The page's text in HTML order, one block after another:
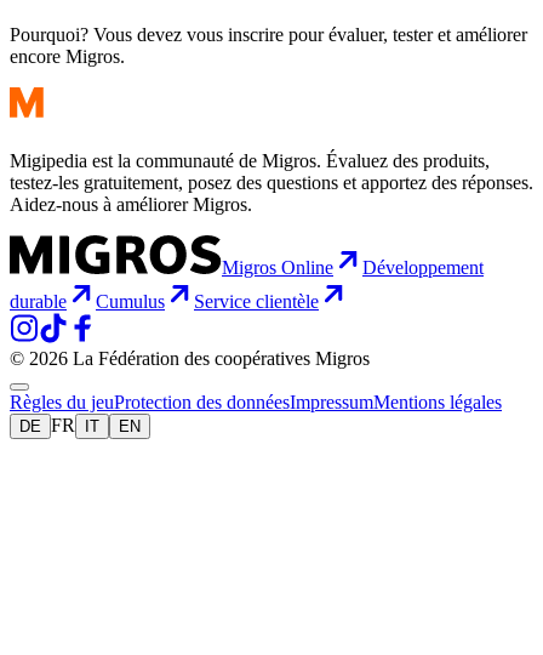
Pourquoi? Vous devez vous inscrire pour évaluer, tester et améliorer
encore Migros.
Migipedia est la communauté de Migros. Évaluez des produits,
testez-les gratuitement, posez des questions et apportez des réponses.
Aidez-nous à améliorer Migros.
Migros Online
Développement
durable
Cumulus Service clientèle
© 2026 La Fédération des coopératives Migros
Règles du jeuProtection des donnéesImpressumMentions légales
DE FR IT EN